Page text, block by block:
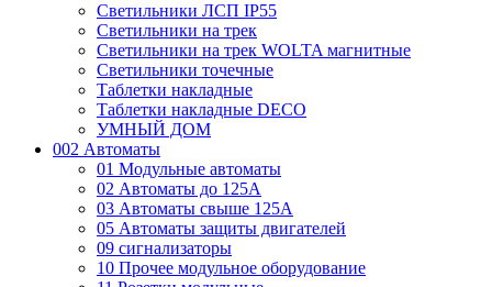
Светильники ЛСП IP55
Светильники на трек
Светильники на трек WOLTA магнитные
Светильники точечные
Таблетки накладные
Таблетки накладные DECO
УМНЫЙ ДОМ
002 Автоматы
01 Модульные автоматы
02 Автоматы до 125А
03 Автоматы свыше 125А
05 Автоматы защиты двигателей
09 сигнализаторы
10 Прочее модульное оборудование